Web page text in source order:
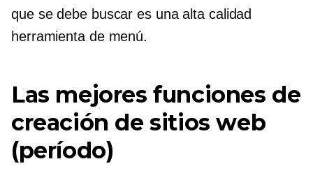
que se debe buscar es unaalta calidad
herramienta de menú.
Las mejores funciones de
creación de sitios web
(período)